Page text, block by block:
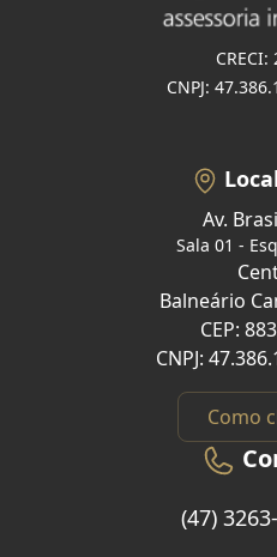
CRECI:
CNPJ:
Av.
Sala 01 -
Balneário
CEP:
CNPJ:
Como
(47)